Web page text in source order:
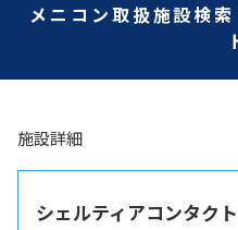
メニコン取扱施設検
施設詳細
シェルティアコンタクト